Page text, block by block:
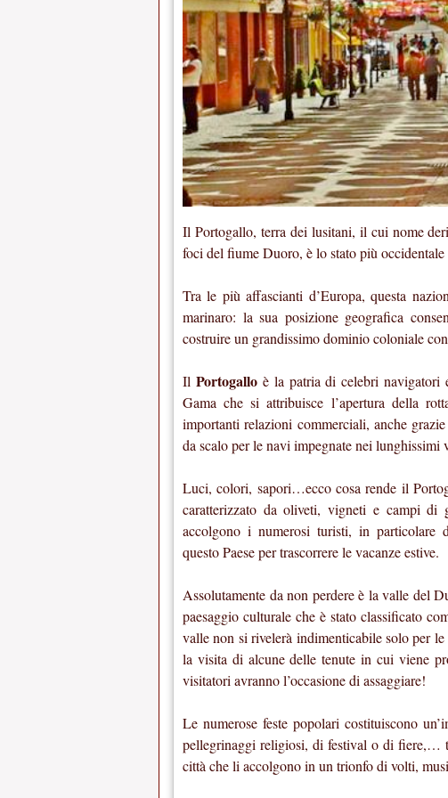
Il Portogallo, terra dei lusitani, il cui nome
foci del fiume Duoro, è lo stato più
Tra le più affascianti d’Europa, questa
marinaro: la sua posizione geografica
costruire un grandissimo dominio coloniale
Il Portogalloè la patria di celebri navigatori
Gama che si attribuisce l’apertura della
importanti relazioni commerciali, anche
da scalo per le navi impegnate nei lunghissimi
Luci, colori, sapori…ecco cosa rende il
caratterizzato da oliveti, vigneti e campi
accolgono i numerosi turisti, in particolare
questo Paese per trascorrere le vacanze estive.
Assolutamente da non perdere è la valle del
paesaggio culturale che è stato classificato
valle non si rivelerà indimenticabile solo per
la visita di alcune delle tenute in cui viene
visitatori avranno l’occasione di assaggiare!
Le numerose feste popolari costituiscono
pellegrinaggi religiosi, di festival o di fiere,…
città che li accolgono in un trionfo di volti,